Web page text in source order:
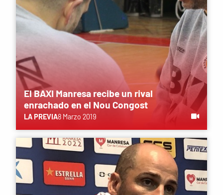
El BAXI Manresa recibe un rival
enrachado en el Nou Congost
LA PREVIA8 Marzo 2019